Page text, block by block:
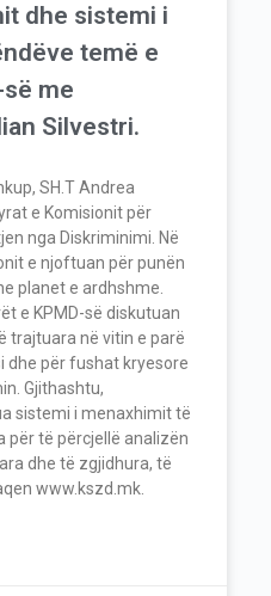
dhe sistemi i
temë e
me
Silvestri.
SH.T Andrea
e Komisionit për
nga Diskriminimi. Në
e njoftuan për punën
planet e ardhshme.
e KPMD-së diskutuan
trajtuara në vitin e parë
dhe për fushat kryesore
Gjithashtu,
sistemi i menaxhimit të
për të përcjellë analizën
dhe të zgjidhura, të
www.kszd.mk.